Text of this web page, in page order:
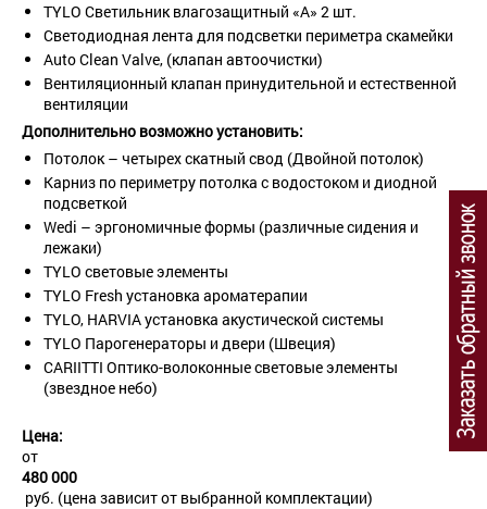
TYLO Светильник влагозащитный «А» 2 шт.
Светодиодная лента для подсветки периметра скамейки
Auto Clean Valve, (клапан автоочистки)
Вентиляционный клапан принудительной и естественной
вентиляции
Дополнительно возможно установить:
Потолок – четырех скатный свод (Двойной потолок)
Карниз по периметру потолка с водостоком и диодной
подсветкой
Wedi – эргономичные формы (различные сидения и
лежаки)
TYLO световые элементы
TYLO Fresh установка ароматерапии
TYLO, HARVIA установка акустической системы
TYLO Парогенераторы и двери (Швеция)
CARIITTI Оптико-волоконные световые элементы
(звездное небо)
Цена:
от
480 000
руб. (цена зависит от выбранной комплектации)